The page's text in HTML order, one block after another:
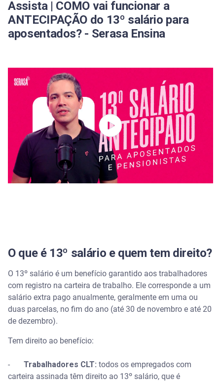
Passo a passo para antecipar o 13º salário
Ferramentas úteis para organizar suas finanças
Assista | COMO vai funcionar a
ANTECIPAÇÃO do 13º salário para
aposentados? - Serasa Ensina
O que é 13º salário e quem tem direito?
O 13º salário é um benefício garantido aos trabalhadores
com registro na carteira de trabalho. Ele corresponde a um
salário extra pago anualmente, geralmente em uma ou
duas parcelas, no fim do ano (até 30 de novembro e até 20
de dezembro).
Tem direito ao benefício:
- Trabalhadores CLT: todos os empregados com
carteira assinada têm direito ao 13º salário, que é